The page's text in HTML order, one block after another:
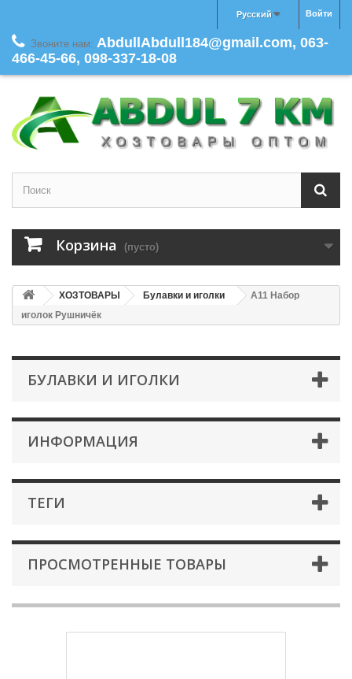
Войти
Русский
Звоните нам: AbdullAbdull184@gmail.com, 063-
466-45-66, 098-337-18-08
Корзина (пусто)
ХОЗТОВАРЫ Булавки и иголки
A11 Набор
иголок Рушничёк
БУЛАВКИ И ИГОЛКИ
ИНФОРМАЦИЯ
ТЕГИ
ПРОСМОТРЕННЫЕ ТОВАРЫ